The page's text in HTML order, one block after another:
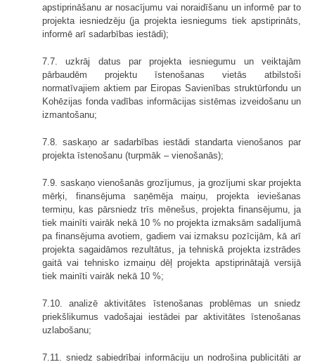
apstiprināšanu ar nosacījumu vai noraidīšanu un informē par to
projekta iesniedzēju (ja projekta iesniegums tiek apstiprināts,
informē arī sadarbības iestādi);
7.7. uzkrāj datus par projekta iesniegumu un veiktajām
pārbaudēm projektu īstenošanas vietās atbilstoši
normatīvajiem aktiem par Eiropas Savienības struktūrfondu un
Kohēzijas fonda vadības informācijas sistēmas izveidošanu un
izmantošanu;
7.8. saskaņo ar sadarbības iestādi standarta vienošanos par
projekta īstenošanu (turpmāk – vienošanās);
7.9. saskaņo vienošanās grozījumus, ja grozījumi skar projekta
mērķi, finansējuma saņēmēja maiņu, projekta ieviešanas
termiņu, kas pārsniedz trīs mēnešus, projekta finansējumu, ja
tiek mainīti vairāk nekā 10 % no projekta izmaksām sadalījumā
pa finansējuma avotiem, gadiem vai izmaksu pozīcijām, kā arī
projekta sagaidāmos rezultātus, ja tehniskā projekta izstrādes
gaitā vai tehnisko izmaiņu dēļ projekta apstiprinātajā versijā
tiek mainīti vairāk nekā 10 %;
7.10. analizē aktivitātes īstenošanas problēmas un sniedz
priekšlikumus vadošajai iestādei par aktivitātes īstenošanas
uzlabošanu;
7.11. sniedz sabiedrībai informāciju un nodrošina publicitāti ar